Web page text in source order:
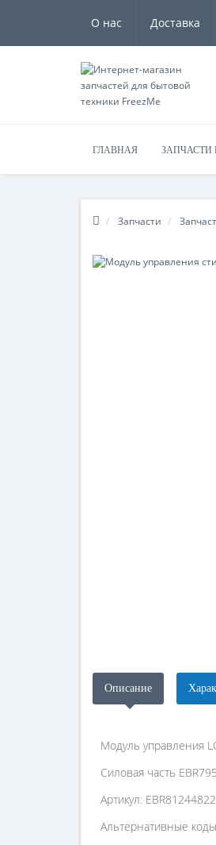
О нас Доставка
ГЛАВНАЯ ЗАПЧАСТИ
Запчасти
Описание
Модуль управления
Силовая часть
Артикул: EBR81244822
Альтернативные